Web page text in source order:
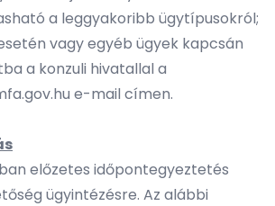
a leggyakoribb ügytípusokról;
vagy egyéb ügyek kapcsán
a konzuli hivatallal a
e-mail címen.
előzetes időpontegyeztetés
ügyintézésre. Az alábbi